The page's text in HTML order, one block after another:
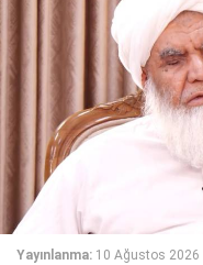
Yayınlanma: 10 Ağustos